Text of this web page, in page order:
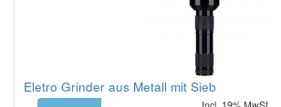
Eletro Grinder aus Metall mit Sieb